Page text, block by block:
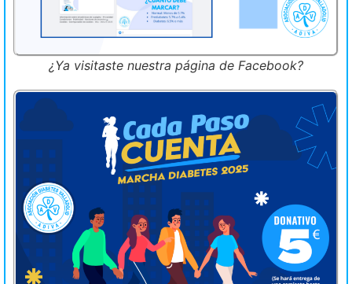
¿Ya visitaste nuestra página de Facebook?